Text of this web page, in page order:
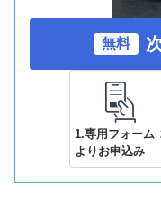
無料
1.専用フォーム
よりお申込み